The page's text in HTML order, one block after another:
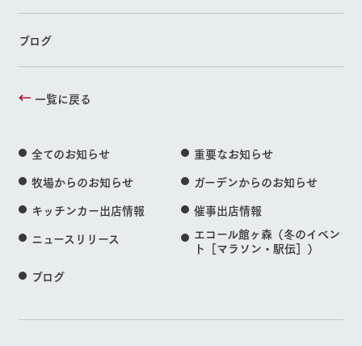
ブログ
一覧に戻る
全てのお知らせ
重要なお知らせ
牧場からのお知らせ
ガーデンからのお知らせ
キッチンカー出店情報
催事出店情報
ニュースリリース
エコール館ヶ森（冬のイベン
ト［マラソン・駅伝］）
ブログ